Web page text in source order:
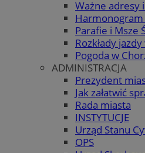
Ważne adresy
Parafie i Msze
Rozkłady
Pogoda w
ADMINISTRACJA
Prezydent
Jak załatwić
Rada miasta
INSTYTUCJE
Urząd Stanu
OPS